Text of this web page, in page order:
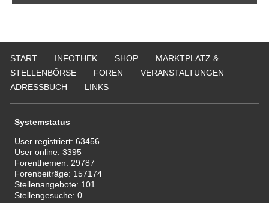
START INFOTHEK SHOP
MARKTPLATZ &
STELLENBÖRSE
FOREN
VERANSTALTUNGEN
ADRESSBUCH
LINKS
Systemstatus
User registriert:63456
User online:3395
Forenthemen: 29787
Forenbeiträge: 157174
Stellenangebote: 101
Stellengesuche:0